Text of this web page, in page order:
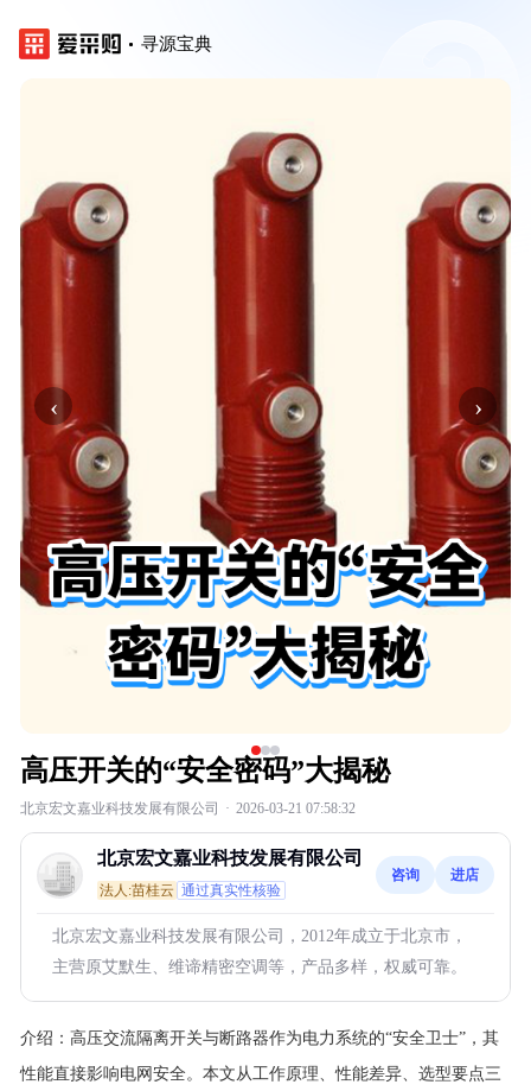
寻源宝典
‹ ›
高压开关的“安全密码”大揭秘
北京宏文嘉业科技发展有限公司 · 2026-03-21 07:58:32
北京宏文嘉业科技发展有限公司
法人:苗桂云 通过真实性核验
咨询 进店
北京宏文嘉业科技发展有限公司，2012年成立于北京市，
主营原艾默生、维谛精密空调等，产品多样，权威可靠。
介绍： 高压交流隔离开关与断路器作为电力系统的“安全卫士”，其
性能直接影响电网安全。本文从工作原理、性能差异、选型要点三